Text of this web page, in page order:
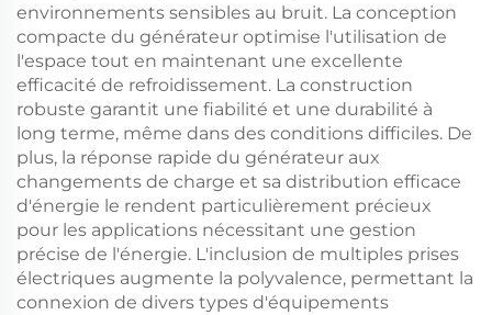
environnements sensibles au bruit. La conception
compacte du générateur optimise l'utilisation de
l'espace tout en maintenant une excellente
efficacité de refroidissement. La construction
robuste garantit une fiabilité et une durabilité à
long terme, même dans des conditions difficiles. De
plus, la réponse rapide du générateur aux
changements de charge et sa distribution efficace
d'énergie le rendent particulièrement précieux
pour les applications nécessitant une gestion
précise de l'énergie. L'inclusion de multiples prises
électriques augmente la polyvalence, permettant la
connexion de divers types d'équipements